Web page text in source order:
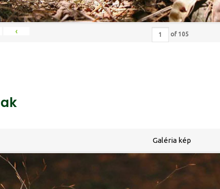
‹ of 105
Galéria kép